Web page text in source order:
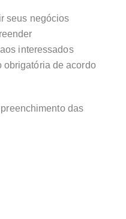
seus negócios
interessados
obrigatória de acordo
das